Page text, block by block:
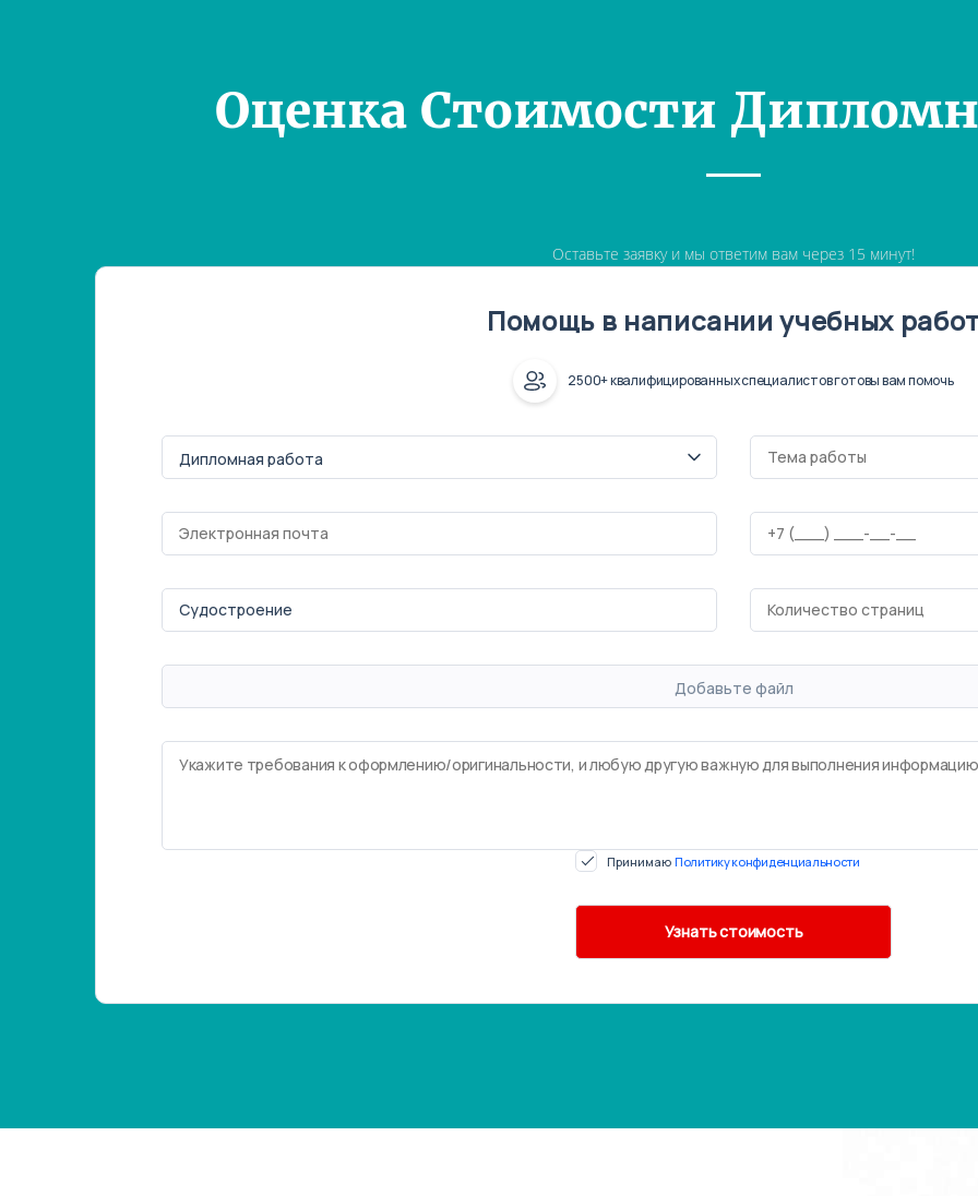
Оценка Стоимости
Оставьте заявку и мы ответим вам через 15 минут!
Помощь в написании учебных
2500+ квалифицированных специалистов готовы вам помочь
Добавьте файл
Принимаю Политику конфиденциальности